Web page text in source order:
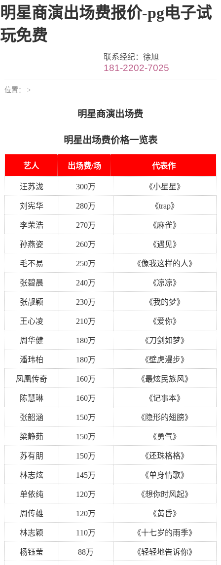
明星商演出场费报价-pg电子试
玩免费
联系经纪：徐旭
181-2202-7025
位置： >
明星商演出场费
明星出场费价格一览表
艺人 出场费/场 代表作
汪苏泷 300万 《小星星》
刘宪华 280万 《trap》
李荣浩 270万 《麻雀》
孙燕姿 260万 《遇见》
毛不易 250万 《像我这样的人》
张碧晨 240万 《凉凉》
张靓颖 230万 《我的梦》
王心凌 210万 《爱你》
周华健 180万 《刀剑如梦》
潘玮柏 180万 《壁虎漫步》
凤凰传奇 160万 《最炫民族风》
陈慧琳 160万 《记事本》
张韶涵 150万 《隐形的翅膀》
梁静茹 150万 《勇气》
苏有朋 150万 《还珠格格》
林志炫 145万 《单身情歌》
单依纯 120万 《想你时风起》
周传雄 120万 《黄昏》
林志颖 110万 《十七岁的雨季》
杨钰莹 88万 《轻轻地告诉你》